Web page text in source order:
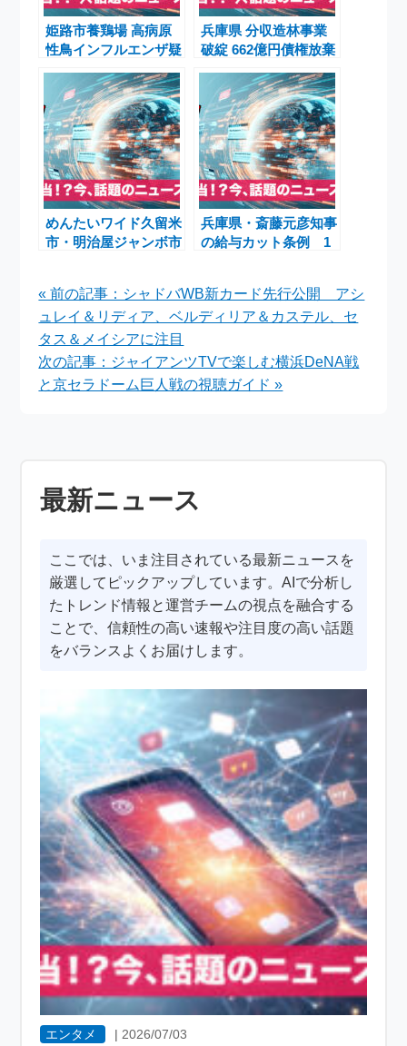
姫路市養鶏場 高病原
性鳥インフルエンザ疑
水省会談
兵庫県 分収造林事業
破綻 662億円債権放棄
めんたいワイド久留米
市・明治屋ジャンボ市
兵庫県・斎藤元彦知事
の給与カット条例 1
« 前の記事：シャドバWB新カード先行公開 アシ
ュレイ＆リディア、ベルディリア＆カステル、セ
タス＆メイシアに注目
次の記事：ジャイアンツTVで楽しむ横浜DeNA戦
と京セラドーム巨人戦の視聴ガイド »
最新ニュース
ここでは、いま注目されている最新ニュースを
厳選してピックアップしています。AIで分析し
たトレンド情報と運営チームの視点を融合する
ことで、信頼性の高い速報や注目度の高い話題
をバランスよくお届けします。
エンタメ | 2026/07/03